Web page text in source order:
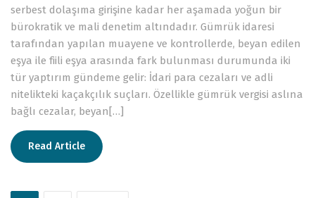
serbest dolaşıma girişine kadar her aşamada yoğun bir
bürokratik ve mali denetim altındadır. Gümrük idaresi
tarafından yapılan muayene ve kontrollerde, beyan edilen
eşya ile fiili eşya arasında fark bulunması durumunda iki
tür yaptırım gündeme gelir: İdari para cezaları ve adli
nitelikteki kaçakçılık suçları. Özellikle gümrük vergisi aslına
bağlı cezalar, beyan[…]
Read Article